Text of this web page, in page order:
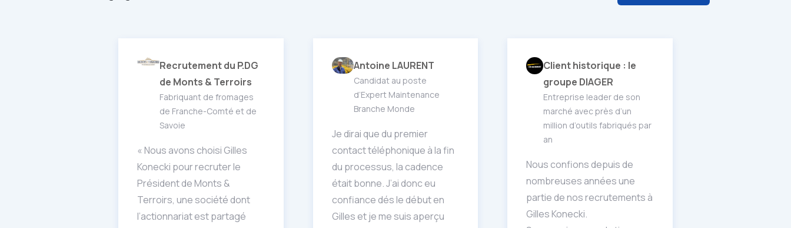
Recrutement du P.DG
de Monts & Terroirs
Fabriquant de fromages
de Franche-Comté et de
Savoie
« Nous avons choisi Gilles
Konecki pour recruter le
Président de Monts &
Terroirs, une société dont
l’actionnariat est partagé
Antoine LAURENT
Candidat au poste
d’Expert Maintenance
Branche Monde
Je dirai que du premier
contact téléphonique à la fin
du processus, la cadence
était bonne. J’ai donc eu
confiance dés le début en
Gilles et je me suis aperçu
Client historique : le
groupe DIAGER
Entreprise leader de son
marché avec près d’un
million d’outils fabriqués par
an
Nous confions depuis de
nombreuses années une
partie de nos recrutements à
Gilles Konecki.